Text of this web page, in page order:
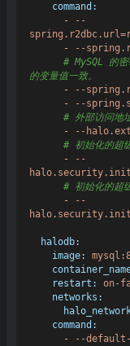
command:
-
--
-
--
# MySQL 的密
的变量值一致。
-
--
-
--
# 外部访问地
-
--
# 初始化的超
-
--
# 初始化的超
-
--
halodb:
image:
restart:
on-
networks:
command:
-
--